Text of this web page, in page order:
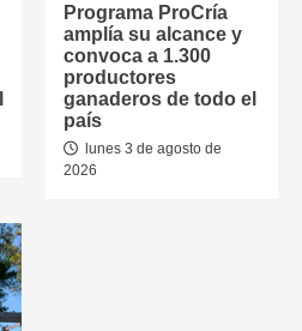
Programa ProCría
amplía su alcance y
convoca a 1.300
productores
ganaderos de todo el
país
lunes 3 de agosto de
2026